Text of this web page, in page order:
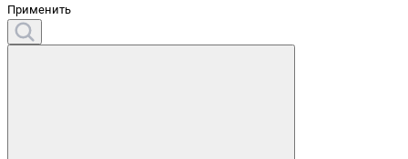
Применить